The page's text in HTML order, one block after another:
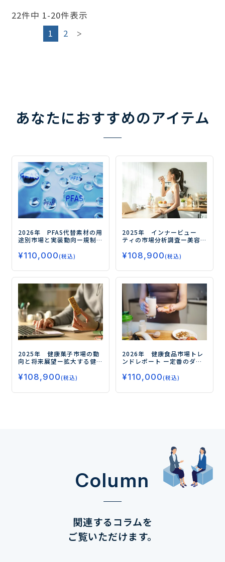
22件中 1-20件表示
1
2
あなたにおすすめのアイテム
2026年 PFAS代替素材の用
途別市場と実装動向ー規制
実装力競争の勝ち筋ー
¥110,000(税込)
2025年 インナービュー
ティの市場分析調査ー美容
鍵ー
¥108,900(税込)
2025年 健康菓子市場の動
向と将来展望ー拡大する健
はー
¥108,900(税込)
2026年 健康食品市場トレ
ンドレポート ー定番のダイ
フェムケア、グミサプリまで
データで読み解く市場の未
来ー
¥110,000(税込)
Column
関連するコラムを
ご覧いただけます。